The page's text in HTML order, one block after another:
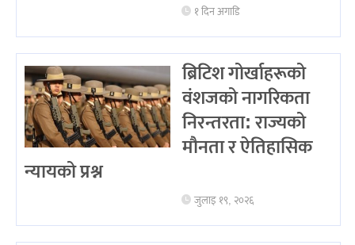
१ दिन अगाडि
ब्रिटिश गोर्खाहरूको
वंशजको नागरिकता
निरन्तरता: राज्यको
मौनता र ऐतिहासिक
न्यायको प्रश्न
जुलाइ १९, २०२६